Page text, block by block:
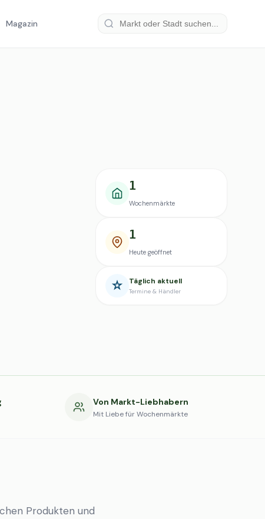
Magazin
1
Wochenmärkte
1
Heute geöffnet
Täglich aktuell
Termine & Händler
Von Markt-Liebhabern
Mit Liebe für Wochenmärkte
Produkten und